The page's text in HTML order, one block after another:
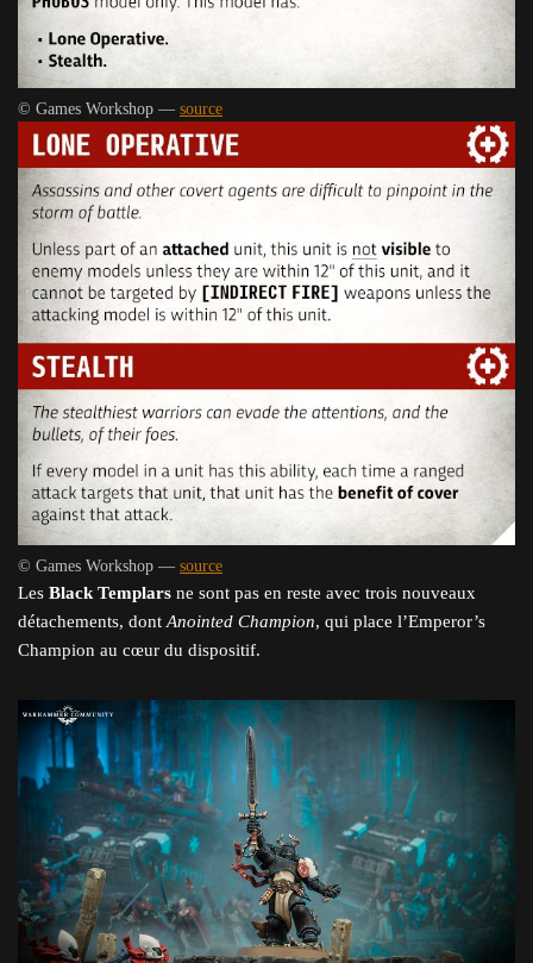
© Games Workshop — source
© Games Workshop — source
Les Black Templars ne sont pas en reste avec trois nouveaux
détachements, dontAnointed Champion, qui place l’Emperor’s
Champion au cœur du dispositif.